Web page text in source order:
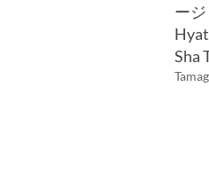
ー
Sha